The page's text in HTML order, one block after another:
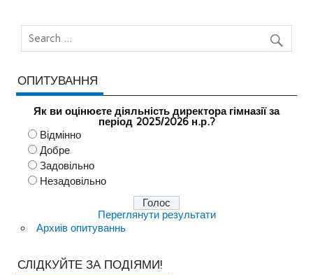
ОПИТУВАННЯ
Як ви оцінюєте діяльність директора гімназії за
період 2025/2026 н.р.?
Відмінно
Добре
Задовільно
Незадовільно
Переглянути результати
Архиів опитуваннь
СЛІДКУЙТЕ ЗА ПОДІЯМИ!